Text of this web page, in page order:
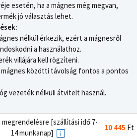
esetén, ha a mágnes még megvan,
jó választás lehet.
nélkül érkezik, ezért a mágnesről
a használathoz.
villájára kell rögzíteni.
mágnes közötti távolság fontos a pontos
vezeték nélküli átvitelt használ.
megrendelésre [szállítási idő 7-
14 munkanap]
10 445 Ft